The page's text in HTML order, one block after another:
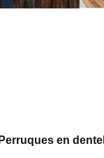
Perruques en